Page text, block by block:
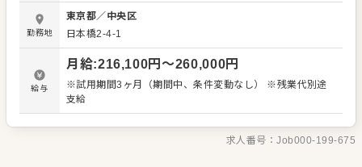
す。内容は店舗メンバーに共有しながら、よりよいお店づ
くりを心がけてください。オペレーション改善などのアイ
デアも大歓迎です。 【具体的には…】 ・商品の陳列、POP
作成 ・商品説明やご提案 ・レジ会計、商品お渡し ・清
掃、開店閉店業務 など 入社後はスキルに合わせた業務か
らお任せしますので、徐々に仕事の幅を広げていきましょ
う。成長をしっかりサポートしますので、経験に関わらず
ップなどもめざせます。
勤務地
東京都／ 中央区
日本橋2-4-1
給与
月給:216,100円〜260,000円
※試用期間3ヶ月（期間中、条件変動なし） ※残業代別途
支給
求人番号：Job000-199-675